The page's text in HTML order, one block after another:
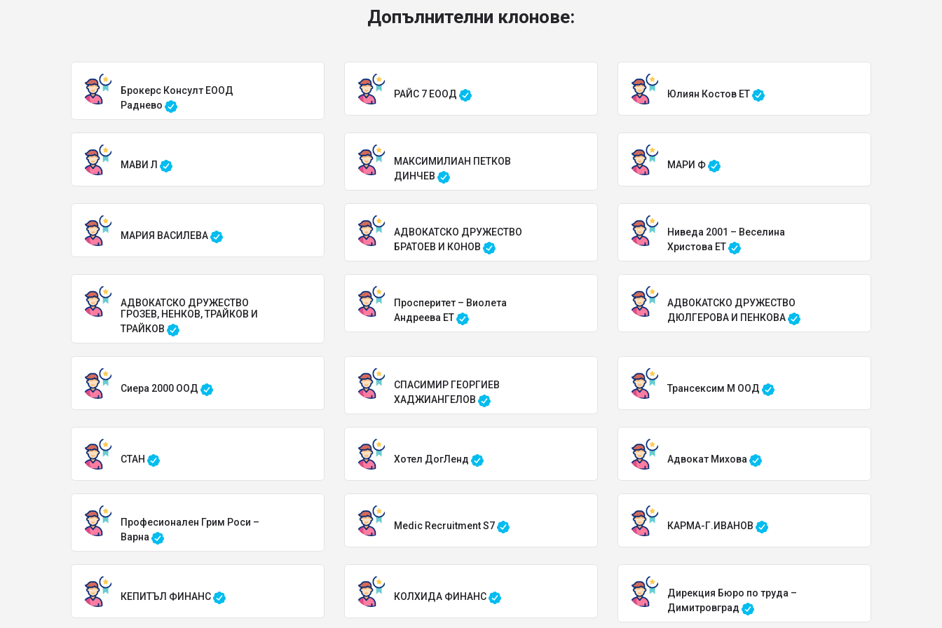
Допълнителни клонове:
Брокерс Консулт ЕООД
Раднево
РАЙС 7 ЕООД Юлиян Костов ЕТ
МАВИ Л
МАКСИМИЛИАН ПЕТКОВ
ДИНЧЕВ
МАРИ Ф
МАРИЯ ВАСИЛЕВА
АДВОКАТСКО ДРУЖЕСТВО
БРАТОЕВ И КОНОВ
Ниведа 2001 – Веселина
Христова ЕТ
АДВОКАТСКО ДРУЖЕСТВО
ГРОЗЕВ, НЕНКОВ, ТРАЙКОВ И
ТРАЙКОВ
Просперитет – Виолета
Андреева ЕТ
АДВОКАТСКО ДРУЖЕСТВО
ДЮЛГЕРОВА И ПЕНКОВА
Сиера 2000 ООД
СПАСИМИР ГЕОРГИЕВ
ХАДЖИАНГЕЛОВ
Трансексим М ООД
СТАН Хотел ДогЛенд Адвокат Михова
Професионален Грим Роси –
Варна
Medic Recruitment S7 КАРМА-Г.ИВАНОВ
КЕПИТЪЛ ФИНАНС КОЛХИДА ФИНАНС
Дирекция Бюро по труда –
Димитровград